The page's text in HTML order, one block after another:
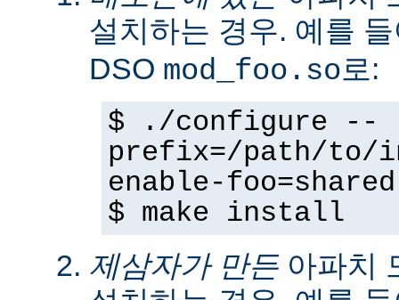
설치하는 경우. 예를
DSO mod_foo.so로:
$ ./configure --
prefix=/path/
enable-foo=shared
$ make install
제삼자가 만든아파치